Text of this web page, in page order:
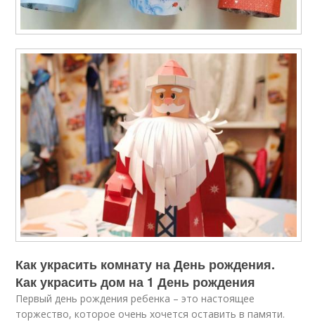
Как украсить комнату на День рождения.
Как украсить дом на 1 День рождения
Первый день рождения ребенка – это настоящее
торжество, которое очень хочется оставить в памяти.